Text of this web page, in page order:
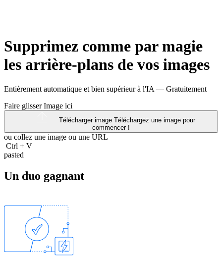
Supprimez comme par magie
les arrière-plans de vos images
Entièrement automatique et bien supérieur à l'IA — Gratuitement
Faire glisser Image ici
Télécharger image Téléchargez une image pour
commencer !
ou collez une image ou une URL
Ctrl + V
pasted
Un duo gagnant